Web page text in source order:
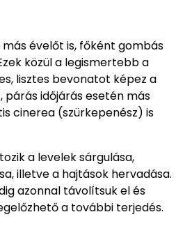
évelőt is, főként gombás
közül a legismertebb a
lisztes bevonatot képez a
párás időjárás esetén más
cinerea (szürkepenész) is
a levelek sárgulása,
illetve a hajtások hervadása.
azonnal távolítsuk el és
a további terjedés.